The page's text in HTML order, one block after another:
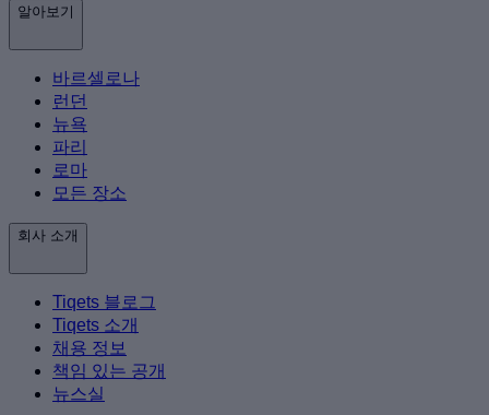
알아보기
바르셀로나
런던
뉴욕
파리
로마
모든 장소
회사 소개
Tiqets 블로그
Tiqets 소개
채용 정보
책임 있는 공개
뉴스실